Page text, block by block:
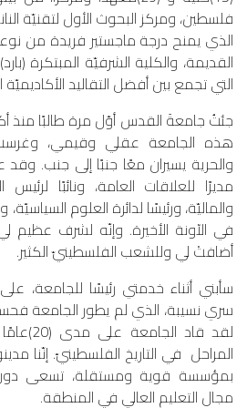
فلسطين، ومركز البحوث الأول لتقنيّة
الذي يمنح درجة ماجستير فريدة من
القديمة، والكلية الشرفيّة المبتكرة
التي تجمع بين أفضل التقاليد
هذه الجامعة عقلي وقيمي، وغرست
والحرية يسيران معًا جنبًا إلى جنب.
مديرًا للعلاقات العامة، ونائبًا
والماليّة، ورئيسًا لدائرة العلوم السياسيّة،
في الآونة الأخيرة. وإنّه لشرف عظيم
أضافتْ لي وللشعب الفلسطينيّ الكثير.
سأبني أثناء خدمتي رئيسًا للجامعة، على
سري نسيبة، الذي لم يطور الجامعة
لقد قاد
المراحل في التاريخ الفلسطينيّ. إنّنا
بمؤسسة قوية ومستقلة، تسعى
مجال التعليم العالي في المنطقة.